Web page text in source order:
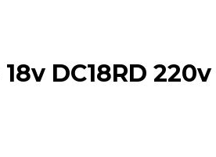
DC18RD